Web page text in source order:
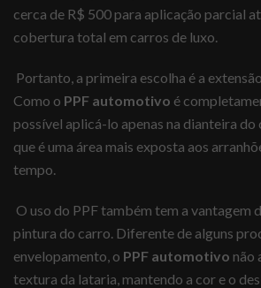
cerca de R$ 500 para aplicação parcial
cobertura total em carros de luxo.
Portanto, a primeira escolha é a
Como o PPF automotivo é
possível aplicá-lo apenas na dianteira do
que é uma área mais exposta aos
tempo.
O uso do PPF também tem a vantagem
pintura do carro. Diferente de alguns
envelopamento, o PPF automotivo não
textura da lataria, mantendo a cor e o